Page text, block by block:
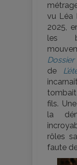
vu Léa
2025,
les
Dossier
de
fils.
la
rôles
faute